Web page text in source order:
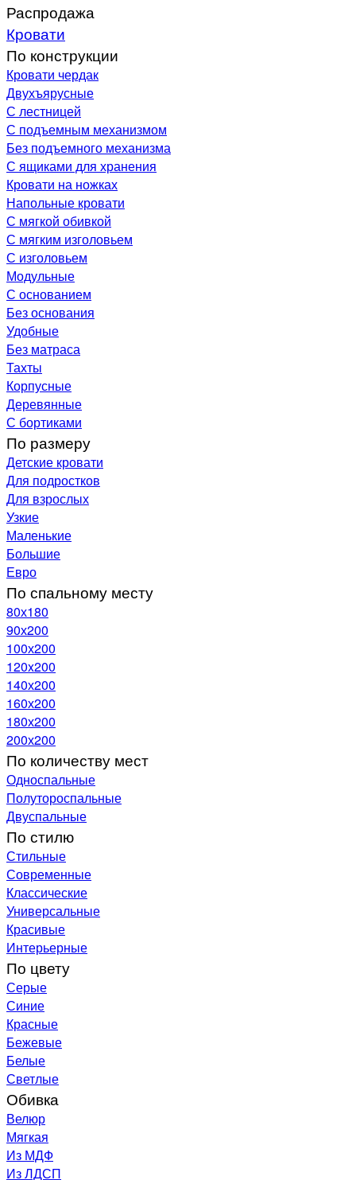
Распродажа
Кровати
По конструкции
Кровати чердак
Двухъярусные
С лестницей
С подъемным механизмом
Без подъемного механизма
С ящиками для хранения
Кровати на ножках
Напольные кровати
С мягкой обивкой
С мягким изголовьем
С изголовьем
Модульные
С основанием
Без основания
Удобные
Без матраса
Тахты
Корпусные
Деревянные
С бортиками
По размеру
Детские кровати
Для подростков
Для взрослых
Узкие
Маленькие
Большие
Евро
По спальному месту
80х180
90х200
100х200
120x200
140х200
160х200
180х200
200х200
По количеству мест
Односпальные
Полутороспальные
Двуспальные
По стилю
Стильные
Современные
Классические
Универсальные
Красивые
Интерьерные
По цвету
Серые
Синие
Красные
Бежевые
Белые
Светлые
Обивка
Велюр
Мягкая
Из МДФ
Из ЛДСП